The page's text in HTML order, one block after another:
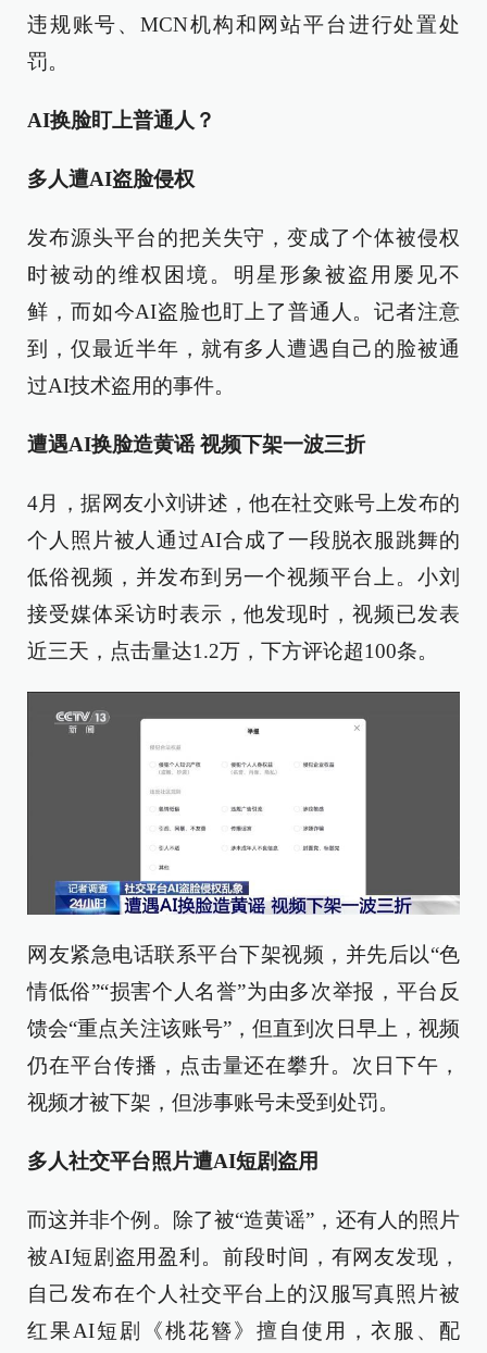
违规账号、MCN机构和网站平台进行处置处
罚。
AI换脸盯上普通人？
多人遭AI盗脸侵权
发布源头平台的把关失守，变成了个体被侵权
时被动的维权困境。明星形象被盗用屡见不
鲜，而如今AI盗脸也盯上了普通人。记者注意
到，仅最近半年，就有多人遭遇自己的脸被通
过AI技术盗用的事件。
遭遇AI换脸造黄谣 视频下架一波三折
4月，据网友小刘讲述，他在社交账号上发布的
个人照片被人通过AI合成了一段脱衣服跳舞的
低俗视频，并发布到另一个视频平台上。小刘
接受媒体采访时表示，他发现时，视频已发表
近三天，点击量达1.2万，下方评论超100条。
网友紧急电话联系平台下架视频，并先后以“色
情低俗”“损害个人名誉”为由多次举报，平台反
馈会“重点关注该账号”，但直到次日早上，视频
仍在平台传播，点击量还在攀升。次日下午，
视频才被下架，但涉事账号未受到处罚。
多人社交平台照片遭AI短剧盗用
而这并非个例。除了被“造黄谣”，还有人的照片
被AI短剧盗用盈利。前段时间，有网友发现，
自己发布在个人社交平台上的汉服写真照片被
红果AI短剧《桃花簪》擅自使用，衣服、配